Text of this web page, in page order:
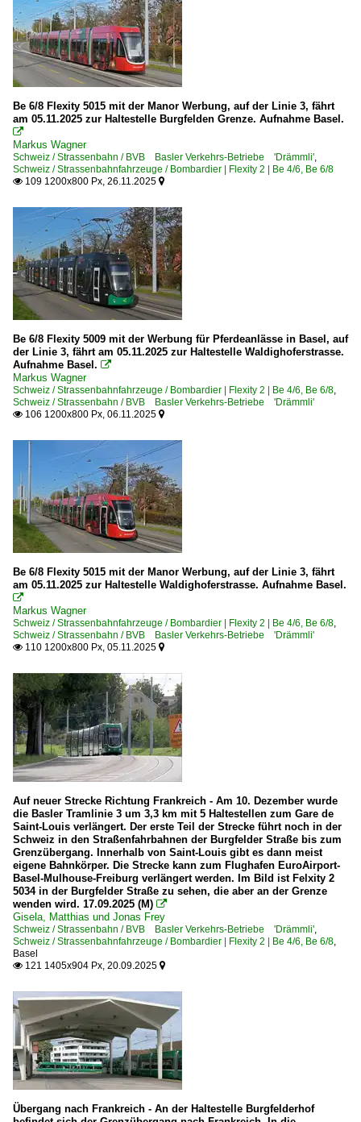
Be 6/8 Flexity 5015 mit der Manor Werbung, auf der Linie 3, fährt
am 05.11.2025 zur Haltestelle Burgfelden Grenze. Aufnahme Basel.

Markus Wagner
Schweiz / Strassenbahn / BVB Basler Verkehrs-Betriebe 'Drämmli',
Schweiz / Strassenbahnfahrzeuge / Bombardier | Flexity 2 | Be 4/6, Be 6/8
 109 1200x800 Px, 26.11.2025 
Be 6/8 Flexity 5009 mit der Werbung für Pferdeanlässe in Basel, auf
der Linie 3, fährt am 05.11.2025 zur Haltestelle Waldighoferstrasse.
Aufnahme Basel. 
Markus Wagner
Schweiz / Strassenbahnfahrzeuge / Bombardier | Flexity 2 | Be 4/6, Be 6/8,
Schweiz / Strassenbahn / BVB Basler Verkehrs-Betriebe 'Drämmli'
 106 1200x800 Px, 06.11.2025 
Be 6/8 Flexity 5015 mit der Manor Werbung, auf der Linie 3, fährt
am 05.11.2025 zur Haltestelle Waldighoferstrasse. Aufnahme Basel.

Markus Wagner
Schweiz / Strassenbahnfahrzeuge / Bombardier | Flexity 2 | Be 4/6, Be 6/8,
Schweiz / Strassenbahn / BVB Basler Verkehrs-Betriebe 'Drämmli'
 110 1200x800 Px, 05.11.2025 
Auf neuer Strecke Richtung Frankreich - Am 10. Dezember wurde
die Basler Tramlinie 3 um 3,3 km mit 5 Haltestellen zum Gare de
Saint-Louis verlängert. Der erste Teil der Strecke führt noch in der
Schweiz in den Straßenfahrbahnen der Burgfelder Straße bis zum
Grenzübergang. Innerhalb von Saint-Louis gibt es dann meist
eigene Bahnkörper. Die Strecke kann zum Flughafen EuroAirport-
Basel-Mulhouse-Freiburg verlängert werden. Im Bild ist Felxity 2
5034 in der Burgfelder Straße zu sehen, die aber an der Grenze
wenden wird. 17.09.2025 (M) 
Gisela, Matthias und Jonas Frey
Schweiz / Strassenbahn / BVB Basler Verkehrs-Betriebe 'Drämmli',
Schweiz / Strassenbahnfahrzeuge / Bombardier | Flexity 2 | Be 4/6, Be 6/8,
Basel
 121 1405x904 Px, 20.09.2025 
Übergang nach Frankreich - An der Haltestelle Burgfelderhof